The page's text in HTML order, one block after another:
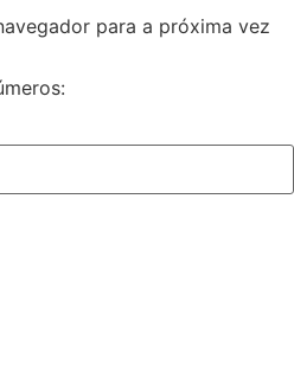
para a próxima vez